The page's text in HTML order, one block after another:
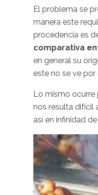
El problema se
manera este
procedencia es
comparativa
en general su
este no se ve por
Lo mismo ocurre
nos resulta difícil
así en infinidad